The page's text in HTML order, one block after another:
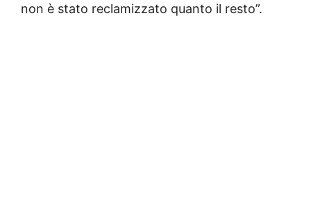
non è stato reclamizzato quanto il resto”.